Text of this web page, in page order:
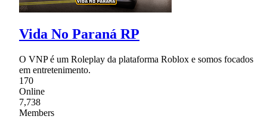
Vida No Paraná RP
O VNP é um Roleplay da plataforma Roblox e somos focados
em entretenimento.
170
Online
7,738
Members